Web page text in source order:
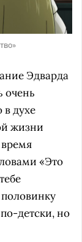
Эдварда
очень
духе
жизни
«Это
детски, но